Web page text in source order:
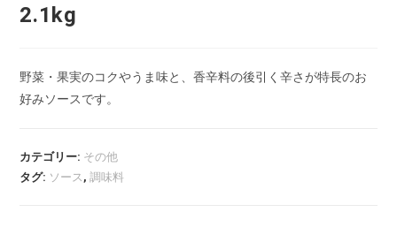
2.1kg
野菜・果実のコクやうま味と、香辛料の後引く辛さが特長のお
好みソースです。
カテゴリー: その他
タグ: ソース ,調味料